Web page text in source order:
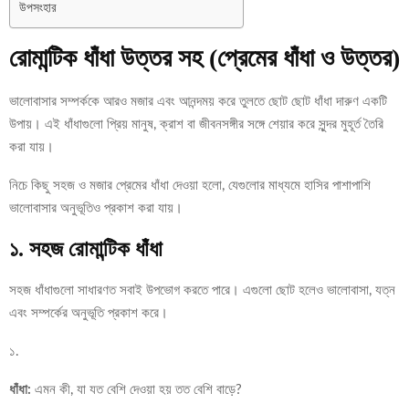
উপসংহার
রোমান্টিক ধাঁধা উত্তর সহ (প্রেমের ধাঁধা ও উত্তর)
ভালোবাসার সম্পর্ককে আরও মজার এবং আনন্দময় করে তুলতে ছোট ছোট ধাঁধা দারুণ একটি
উপায়। এই ধাঁধাগুলো প্রিয় মানুষ, ক্রাশ বা জীবনসঙ্গীর সঙ্গে শেয়ার করে সুন্দর মুহূর্ত তৈরি
করা যায়।
নিচে কিছু সহজ ও মজার প্রেমের ধাঁধা দেওয়া হলো, যেগুলোর মাধ্যমে হাসির পাশাপাশি
ভালোবাসার অনুভূতিও প্রকাশ করা যায়।
১. সহজ রোমান্টিক ধাঁধা
সহজ ধাঁধাগুলো সাধারণত সবাই উপভোগ করতে পারে। এগুলো ছোট হলেও ভালোবাসা, যত্ন
এবং সম্পর্কের অনুভূতি প্রকাশ করে।
১.
ধাঁধা: এমন কী, যা যত বেশি দেওয়া হয় তত বেশি বাড়ে?